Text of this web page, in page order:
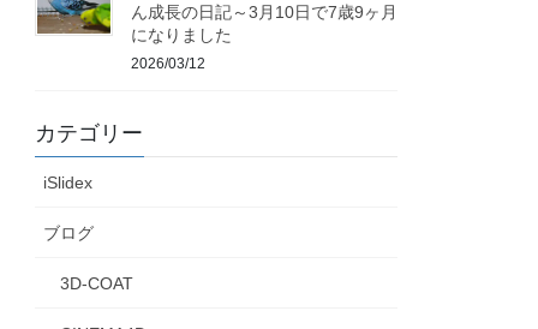
ん成長の日記～3月10日で7歳9ヶ月
になりました
2026/03/12
カテゴリー
iSlidex
ブログ
3D-COAT